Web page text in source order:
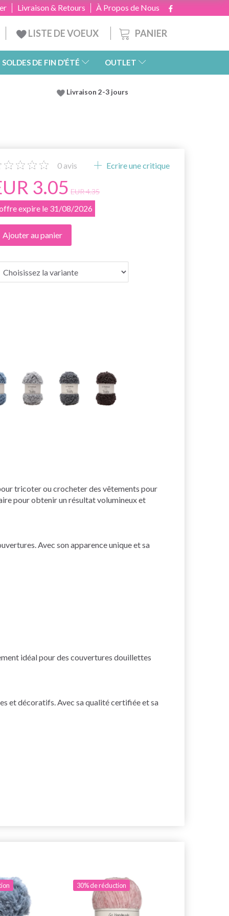
À Propos de Nous
Livraison & Retours
PANIER
LISTE DE VOEUX
SOLDES DE FIN D’ÉTÉ OUTLET
Livraison 2-3 jours
0 avis Ecrire une critique
3.05 EUR 4.35
expire le 31/08/2026
Ajouter au panier
tricoter ou crocheter des vêtements pour
pour obtenir un résultat volumineux et
Avec son apparence unique et sa
idéal pour des couvertures douillettes
et décoratifs. Avec sa qualité certifiée et sa
30% de réduction